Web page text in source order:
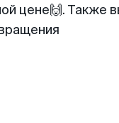
цене🙌. Также